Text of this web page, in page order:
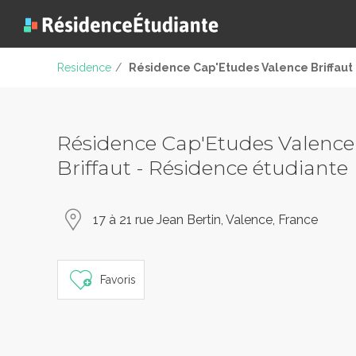
Residence / Résidence Cap'Etudes Valence Briffaut
Résidence Cap'Etudes Valence
Briffaut - Résidence étudiante
17 à 21 rue Jean Bertin, Valence, France
Favoris